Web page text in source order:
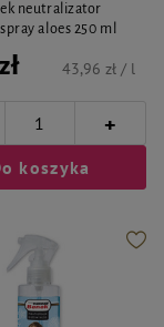
neutralizator
aloes 250 ml
43,96 zł / l
+
koszyka